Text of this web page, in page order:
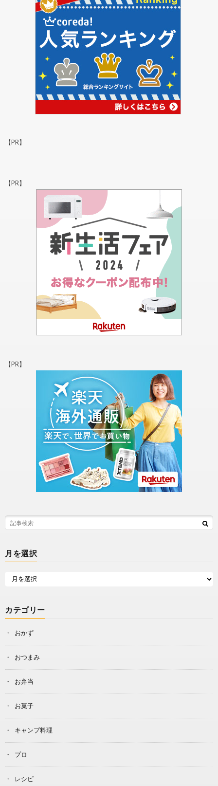
【PR】
【PR】
【PR】
月を選択
カテゴリー
おかず
おつまみ
お弁当
お菓子
キャンプ料理
プロ
レシピ